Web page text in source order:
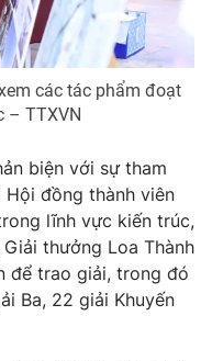
các tác phẩm đoạt
– TTXVN
biện với sự tham
đồng thành viên
lĩnh vực kiến trúc,
thưởng Loa Thành
để trao giải, trong đó
Ba, 22 giải Khuyến